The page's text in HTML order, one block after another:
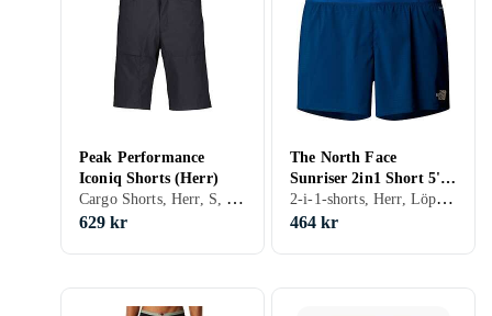
Peak Performance
Iconiq Shorts (Herr)
Cargo Shorts, Herr, S, M, L, XL, XXL, XS, Svart, Grå, Blå, Gul, Grön, Beige, Rosa
629 kr
The North Face
Sunriser 2in1 Short 5''
(Men's)
2-i-1-shorts, Herr, Löpning, S, M, L, XL, XS, Svart, Blå
464 kr